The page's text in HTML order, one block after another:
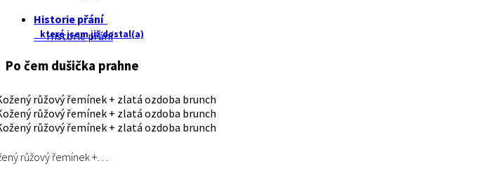
Historie přání
které jsem již dostal(a)
Historie přání
Po čem dušička prahne
růžový řemínek +…